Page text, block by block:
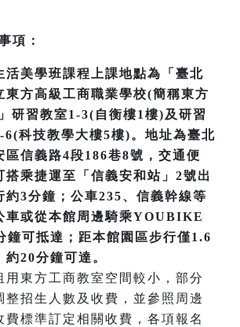
項：
活美學班課程上課地點為「臺北
東方高級工商職業學校(簡稱東方
研習教室1-3(自衡樓1樓)及研習
6(科技教學大樓5樓)。地址為臺北
區信義路4段186巷8號，交通便
搭乘捷運至「信義安和站」2號出
約3分鐘；公車235、信義幹線等
車或從本館周邊騎乘YOUBIKE
鐘可抵達；距本館園區步行僅1.6
約20分鐘可達。
用東方工商教室空間較小，部分
整招生人數及收費，並參照周邊
費標準訂定相關收費，各項報名